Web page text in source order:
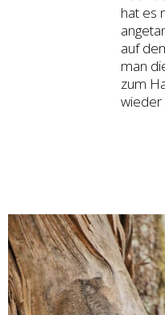
hat es
auf
man
zum
wieder